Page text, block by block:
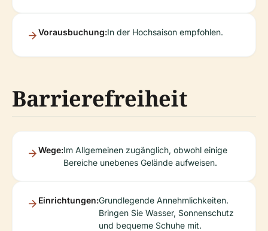
Vorausbuchung:In der Hochsaison empfohlen.
Barrierefreiheit
Wege:Im Allgemeinen zugänglich, obwohl einige
Bereiche unebenes Gelände aufweisen.
Einrichtungen:Grundlegende Annehmlichkeiten.
Bringen Sie Wasser, Sonnenschutz
und bequeme Schuhe mit.